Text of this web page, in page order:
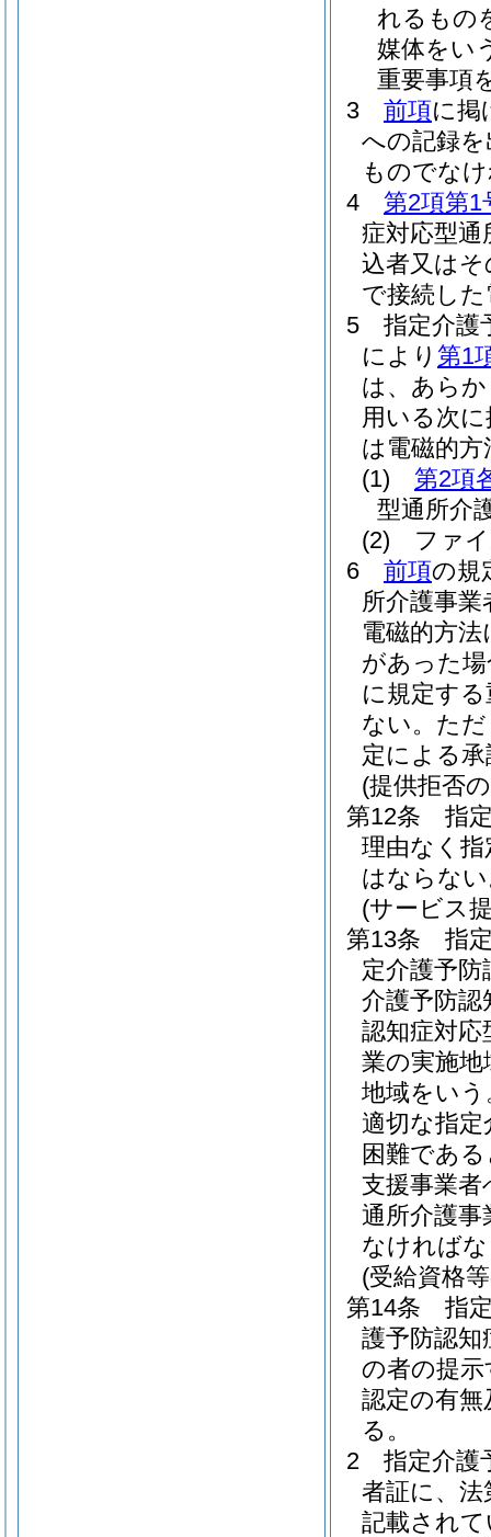
れるもの
媒体をい
重要事項
3
前項に掲
への記録
ものでな
4
第2項第1
症対応型通
込者又は
で接続し
5
指定介護
により 第1
は、あら
用いる次
は電磁的
(1)
第2項
型通所介
(2)
ファ
6
前項の規
所介護事
電磁的方
があった
に規定す
ない。 た
定による
(提供拒否
第12条
指
理由なく指
はならな
(サービス
第13条
指
定介護予防
介護予防認
認知症対応
業の実施地
地域をい
適切な指
困難であ
支援事業者
通所介護
なければ
(受給資格
第14条
指
護予防認
の者の提
認定の有
る。
2
指定介護
者証に、法
記載され